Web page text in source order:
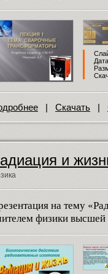
| Скачать |
и
на тему
физики высшей